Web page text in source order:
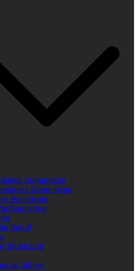
Semanales
Deportivas
Bicicletas
Deportiva
Salud
Municipal
de Libros